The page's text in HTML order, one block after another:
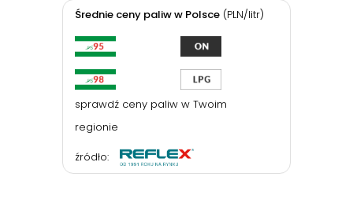
Średnie ceny paliw w Polsce (PLN/litr)
sprawdź ceny paliw w Twoim
regionie
źródło: